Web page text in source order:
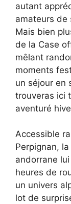
autant
amateurs de
Mais bien
de la Case
mêlant
moments
un séjour en
trouveras ici
aventuré
Accessible
Perpignan,
andorrane
heures de
un univers
lot de